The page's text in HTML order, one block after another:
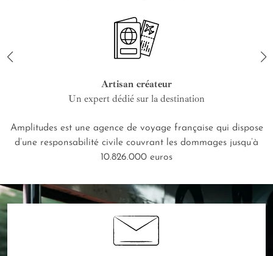
Artisan créateur
Un expert dédié sur la destination
Amplitudes est une agence de voyage française qui dispose
d’une responsabilité civile couvrant les dommages jusqu’à
10.826.000 euros